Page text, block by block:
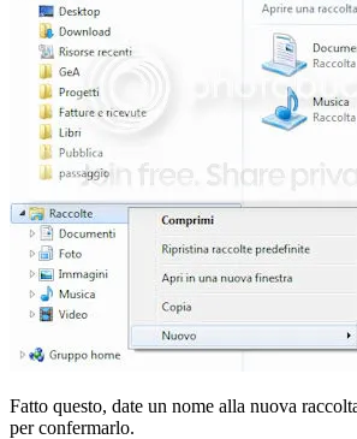
Fatto questo, date un nome alla nuova
per confermarlo.